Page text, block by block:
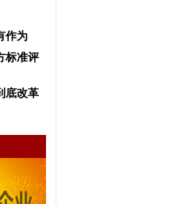
作为
标准评
底改革